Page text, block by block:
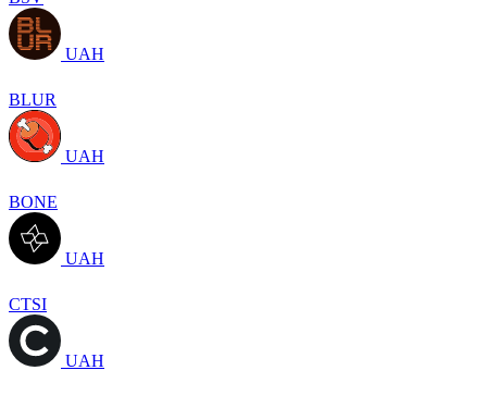
UAH
BLUR
UAH
BONE
UAH
CTSI
UAH